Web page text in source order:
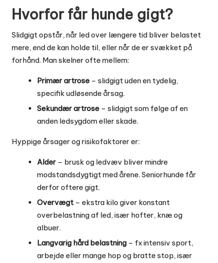
Hvorfor får hunde gigt?
Slidgigt opstår, når led over længere tid bliver belastet
mere, end de kan holde til, eller når de er svækket på
forhånd. Man skelner ofte mellem:
Primær artrose – slidgigt uden en tydelig,
specifik udløsende årsag.
Sekundær artrose – slidgigt som følge af en
anden ledsygdom eller skade.
Hyppige årsager og risikofaktorer er:
Alder – brusk og ledvæv bliver mindre
modstandsdygtigt med årene. Seniorhunde får
derfor oftere gigt.
Overvægt – ekstra kilo giver konstant
overbelastning af led, især hofter, knæ og
albuer.
Langvarig hård belastning – fx intensiv sport,
arbejde eller mange hop og bratte stop, især